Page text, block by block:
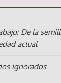
De la
actual
ignorados